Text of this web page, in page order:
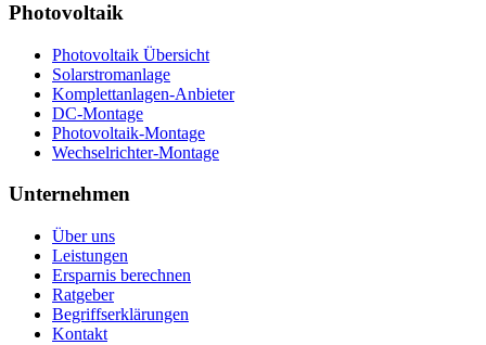
Photovoltaik
Photovoltaik Übersicht
Solarstromanlage
Komplettanlagen-Anbieter
DC-Montage
Photovoltaik-Montage
Wechselrichter-Montage
Unternehmen
Über uns
Leistungen
Ersparnis berechnen
Ratgeber
Begriffserklärungen
Kontakt